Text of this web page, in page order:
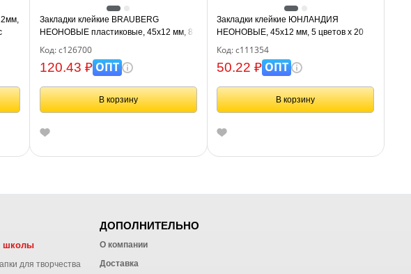
Закладки клейкие BRAUBERG
НЕОНОВЫЕ пластиковые, 45х12 мм, 8
цветов х 25 листов, на пластиковой
линейке 12 см, 126700
Код: с126700
120.43 ₽ОПТ
В корзину
Закладки клейкие ЮНЛАНДИЯ
НЕОНОВЫЕ, 45х12 мм, 5 цветов х 20
листов, на пластиковом основании,
111354.
Код: с111354
50.22 ₽ОПТ
В корзину
школы
для творчества
ДОПОЛНИТЕЛЬНО
О компании
Доставка